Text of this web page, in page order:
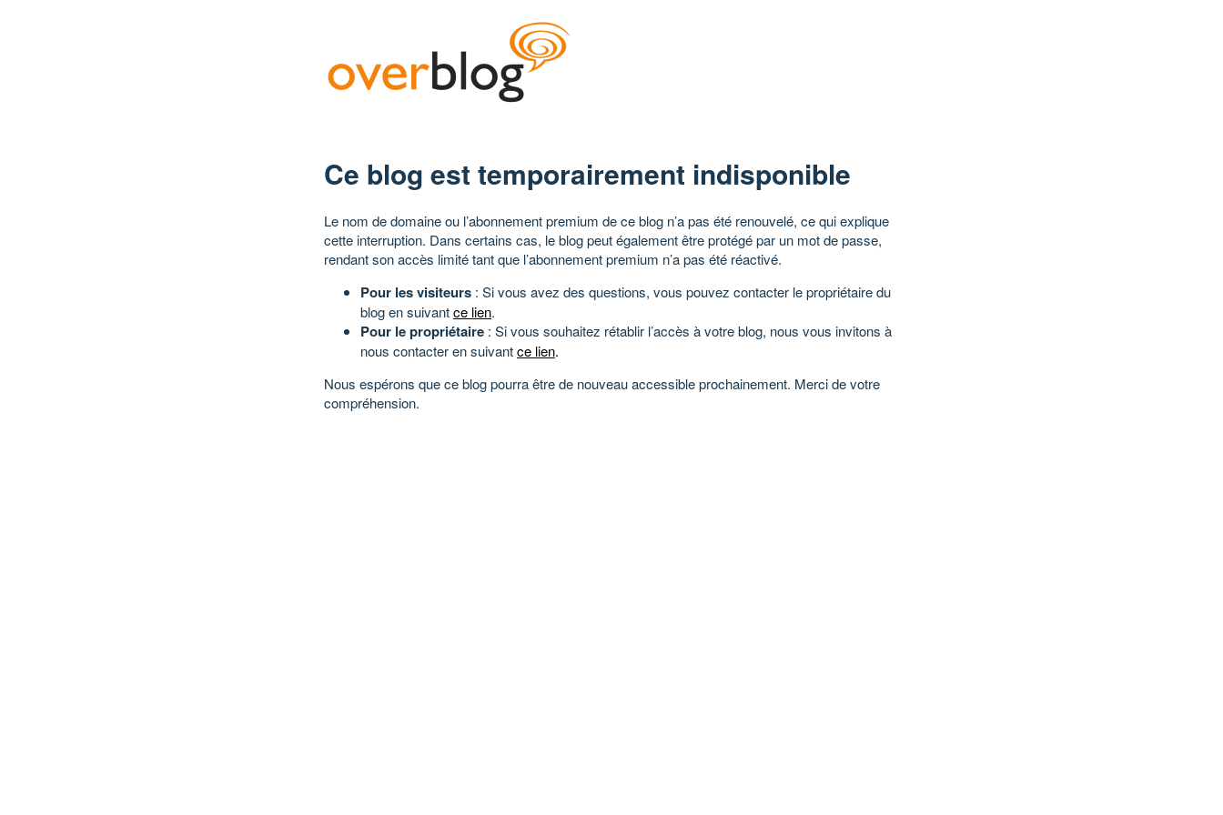
Ce blog est temporairement indisponible
Le nom de domaine ou l’abonnement premium de ce blog n’a pas été renouvelé, ce qui explique
cette interruption. Dans certains cas, le blog peut également être protégé par un mot de passe,
rendant son accès limité tant que l’abonnement premium n’a pas été réactivé.
Pour les visiteurs : Si vous avez des questions, vous pouvez contacter le propriétaire du
blog en suivantce lien.
Pour le propriétaire : Si vous souhaitez rétablir l’accès à votre blog, nous vous invitons à
nous contacter en suivantce lien.
Nous espérons que ce blog pourra être de nouveau accessible prochainement. Merci de votre
compréhension.